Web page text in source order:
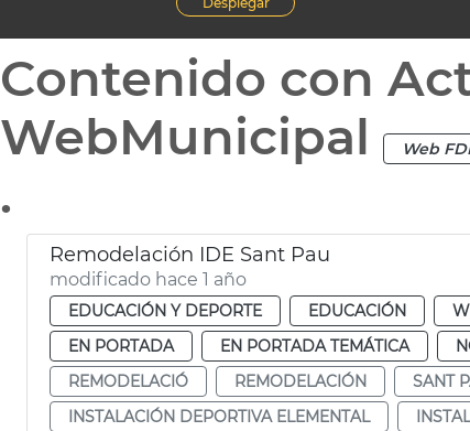
Contenido con
WebMunicipal
Web
.
Remodelación IDE Sant Pau
modificado hace 1 año
EDUCACIÓN Y DEPORTE EDUCACIÓN
EN PORTADA
EN PORTADA TEMÁTICA
REMODELACIÓ
REMODELACIÓN SANT
INSTALACIÓN DEPORTIVA ELEMENTAL